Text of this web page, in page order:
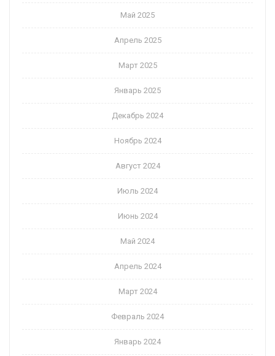
Май 2025
Апрель 2025
Март 2025
Январь 2025
Декабрь 2024
Ноябрь 2024
Август 2024
Июль 2024
Июнь 2024
Май 2024
Апрель 2024
Март 2024
Февраль 2024
Январь 2024